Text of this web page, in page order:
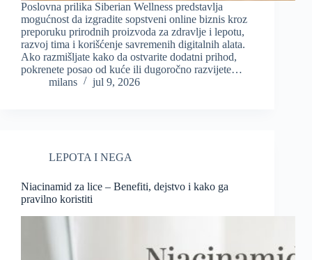
Poslovna prilika Siberian Wellness predstavlja
mogućnost da izgradite sopstveni online biznis kroz
preporuku prirodnih proizvoda za zdravlje i lepotu,
razvoj tima i korišćenje savremenih digitalnih alata.
Ako razmišljate kako da ostvarite dodatni prihod,
pokrenete posao od kuće ili dugoročno razvijete…
milans
jul 9, 2026
LEPOTA I NEGA
Niacinamid za lice – Benefiti, dejstvo i kako ga
pravilno koristiti